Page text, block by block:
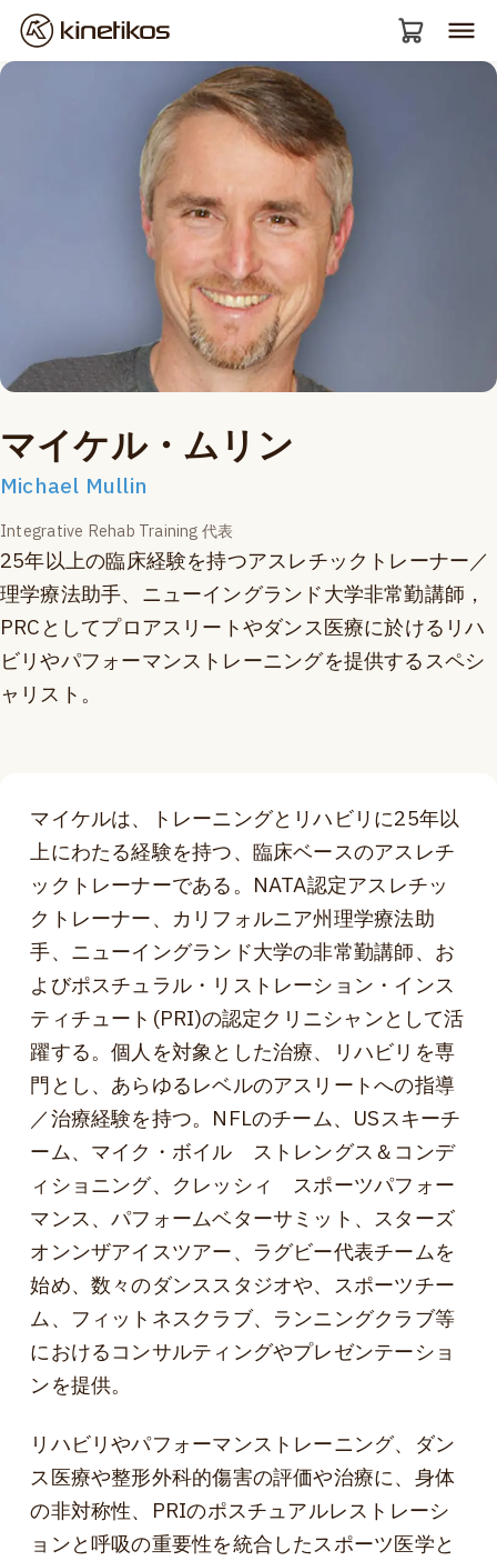
マイケル・ムリン
Michael Mullin
Integrative Rehab Training 代表
25年以上の臨床経験を持つアスレチックトレーナー／
理学療法助手、ニューイングランド大学非常勤講師，
PRCとしてプロアスリートやダンス医療に於けるリハ
ビリやパフォーマンストレーニングを提供するスペシ
ャリスト。
マイケルは、トレーニングとリハビリに25年以
上にわたる経験を持つ、臨床ベースのアスレチ
ックトレーナーである。NATA認定アスレチッ
クトレーナー、カリフォルニア州理学療法助
手、ニューイングランド大学の非常勤講師、お
よびポスチュラル・リストレーション・インス
ティチュート(PRI)の認定クリニシャンとして活
躍する。個人を対象とした治療、リハビリを専
門とし、あらゆるレベルのアスリートへの指導
／治療経験を持つ。NFLのチーム、USスキーチ
ーム、マイク・ボイル ストレングス＆コンデ
ィショニング、クレッシィ スポーツパフォー
マンス、パフォームベターサミット、スターズ
オンンザアイスツアー、ラグビー代表チームを
始め、数々のダンススタジオや、スポーツチー
ム、フィットネスクラブ、ランニングクラブ等
におけるコンサルティングやプレゼンテーショ
ンを提供。
リハビリやパフォーマンストレーニング、ダン
ス医療や整形外科的傷害の評価や治療に、身体
の非対称性、PRIのポスチュアルレストレーシ
ョンと呼吸の重要性を統合したスポーツ医学と